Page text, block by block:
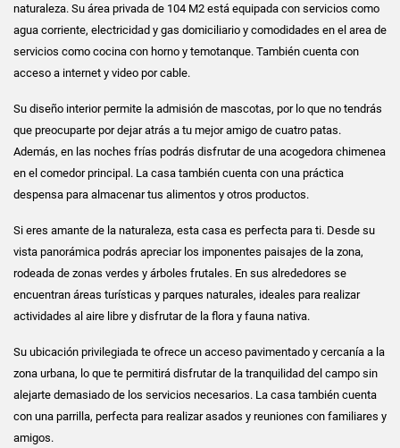
naturaleza. Su área privada de 104 M2 está equipada con servicios como
agua corriente, electricidad y gas domiciliario y comodidades en el area de
servicios como cocina con horno y temotanque. También cuenta con
acceso a internet y video por cable.
Su diseño interior permite la admisión de mascotas, por lo que no tendrás
que preocuparte por dejar atrás a tu mejor amigo de cuatro patas.
Además, en las noches frías podrás disfrutar de una acogedora chimenea
en el comedor principal. La casa también cuenta con una práctica
despensa para almacenar tus alimentos y otros productos.
Si eres amante de la naturaleza, esta casa es perfecta para ti. Desde su
vista panorámica podrás apreciar los imponentes paisajes de la zona,
rodeada de zonas verdes y árboles frutales. En sus alrededores se
encuentran áreas turísticas y parques naturales, ideales para realizar
actividades al aire libre y disfrutar de la flora y fauna nativa.
Su ubicación privilegiada te ofrece un acceso pavimentado y cercanía a la
zona urbana, lo que te permitirá disfrutar de la tranquilidad del campo sin
alejarte demasiado de los servicios necesarios. La casa también cuenta
con una parrilla, perfecta para realizar asados y reuniones con familiares y
amigos.